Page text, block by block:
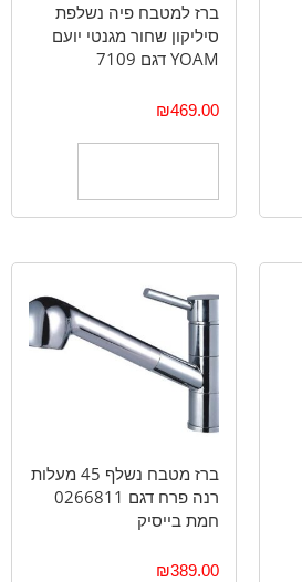
ברז למטבח פיה נשלפת
סיליקון שחור מגנטי יועם
YOAM דגם 7109
₪469.00
ברז מטבח נשלף 45 מעלות
רנה פרח דגם 0266811
חמת בייסיק
₪389.00